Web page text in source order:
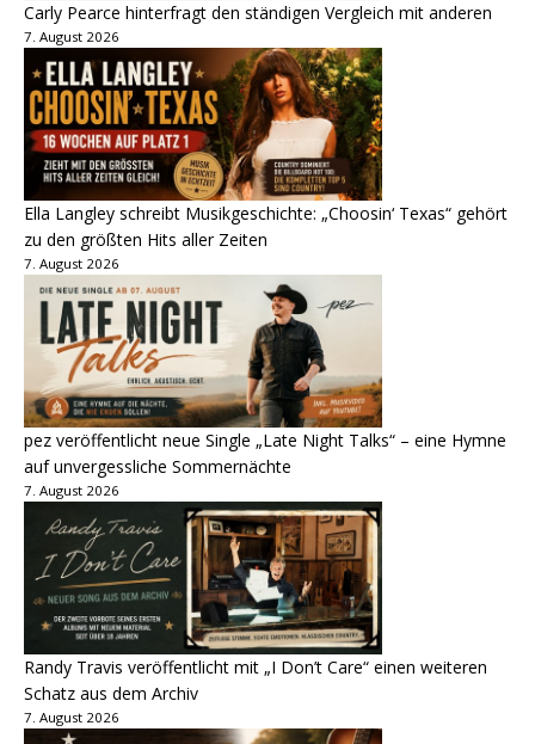
Carly Pearce hinterfragt den ständigen Vergleich mit anderen
7. August 2026
Ella Langley schreibt Musikgeschichte: „Choosin‘ Texas“ gehört
zu den größten Hits aller Zeiten
7. August 2026
pez veröffentlicht neue Single „Late Night Talks“ – eine Hymne
auf unvergessliche Sommernächte
7. August 2026
Randy Travis veröffentlicht mit „I Don’t Care“ einen weiteren
Schatz aus dem Archiv
7. August 2026